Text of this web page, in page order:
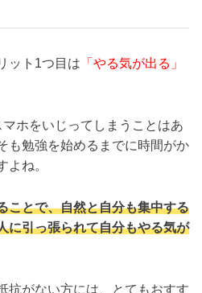
ット1つ目は 「やる気が出る」
ホをいじってしまうことはあ
も勉強を始めるまでに時間がか
よね。
ことで、自然と自分も集中する
に引っ張られて自分もやる気が
抗がない方には、とてもおすす